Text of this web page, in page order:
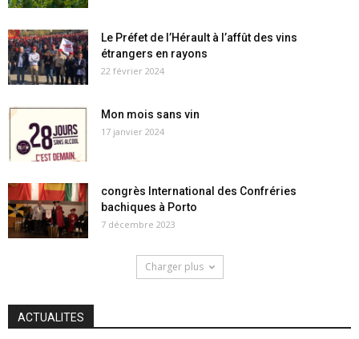
Le Préfet de l’Hérault à l’affût des vins
étrangers en rayons
22 février 2024
Mon mois sans vin
17 janvier 2024
congrès International des Confréries
bachiques à Porto
7 décembre 2023
Charger plus
ACTUALITES